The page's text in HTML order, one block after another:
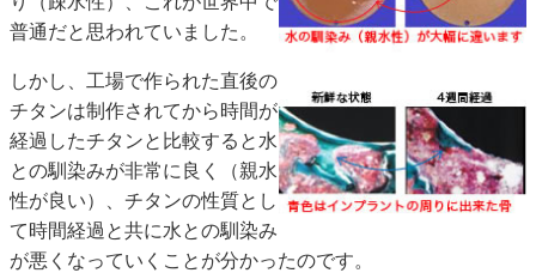
普通だと思われていました。
しかし、工場で作られた直後の
チタンは制作されてから時間が
経過したチタンと比較すると水
との馴染みが非常に良く（親水
性が良い）、チタンの性質とし
て時間経過と共に水との馴染み
が悪くなっていくことが分かったのです。